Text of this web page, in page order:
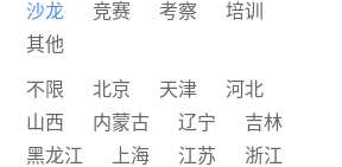
沙龙
竞赛 考察
培训
其他
不限 北京 天津
河北
山西
内蒙古 辽宁
吉林
黑龙江
上海 江苏
浙江